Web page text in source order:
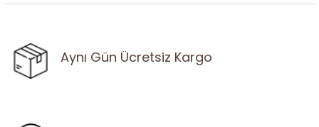
Aynı Gün Ücretsiz Kargo